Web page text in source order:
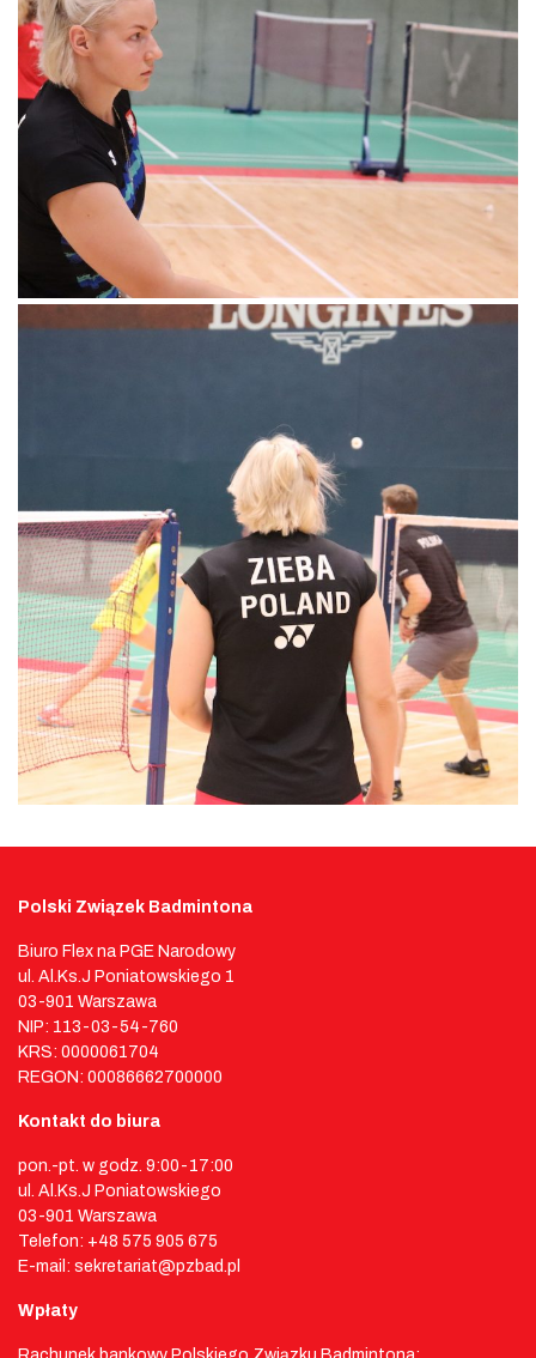
Polski Związek Badmintona
Biuro Flex na PGE Narodowy
ul. Al.Ks.J Poniatowskiego 1
03-901 Warszawa
NIP: 113-03-54-760
KRS: 0000061704
REGON: 00086662700000
Kontakt do biura
pon.-pt. w godz. 9:00-17:00
ul. Al.Ks.J Poniatowskiego
03-901 Warszawa
Telefon: +48 575 905 675
E-mail: sekretariat@pzbad.pl
Wpłaty